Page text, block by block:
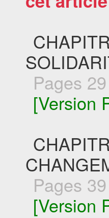
Pages
[Version
Pages
[Version